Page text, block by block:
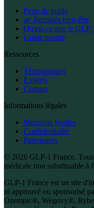
Perte de poids
🌿 Retraites bien-être
Qu'est-ce que le
Guide beauté
Ressources
Témoignages
Experts
Contact
Informations légales
Mentions légales
Confidentialité
Partenaires
© 2026 GLP-1 France.
médicale non substituable à
GLP-1 France est un site
ni approuvé ou sponsorisé
Ozempic®, Wegovy®,